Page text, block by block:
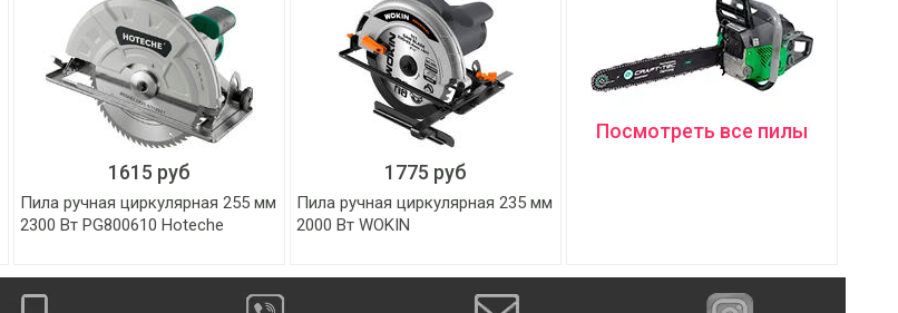
1615 руб
Пила ручная циркулярная 255 мм
2300 Вт PG800610 Hoteche
1775 руб
Пила ручная циркулярная 235 мм
2000 Вт WOKIN
Посмотреть все пилы